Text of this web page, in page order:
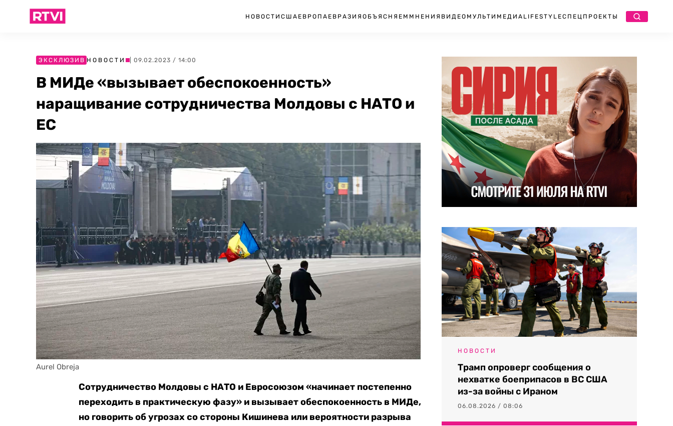
НОВОСТИ США ЕВРОПА ЕВРАЗИЯ ОБЪЯСНЯЕМ МНЕНИЯ ВИДЕО МУЛЬТИМЕДИА LIFESTYLEСПЕЦПРОЕКТЫ
ЭКСКЛЮЗИВ НОВОСТИ | 09.02.2023 / 14:00
В МИДе «вызывает обеспокоенность»
наращивание сотрудничества Молдовы с НАТО и
ЕС
Aurel Obreja
Сотрудничество Молдовы с НАТО и Евросоюзом «начинает постепенно
переходить в практическую фазу» и вызывает обеспокоенность в МИДе,
но говорить об угрозах со стороны Кишинева или вероятности разрыва
НОВОСТИ
Трамп опроверг сообщения о
нехватке боеприпасов в ВС США
из-за войны с Ираном
06.08.2026 / 08:06